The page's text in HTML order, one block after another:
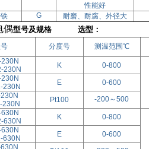
性能好
G 耐磨、耐腐、外径大
偶型号及规格 选型：
分度号 测温范围℃
-230N K 0-800
-230N E
0-600
-230N
Pt100 -200～500
-630N K 0-800
-630N E
0-600